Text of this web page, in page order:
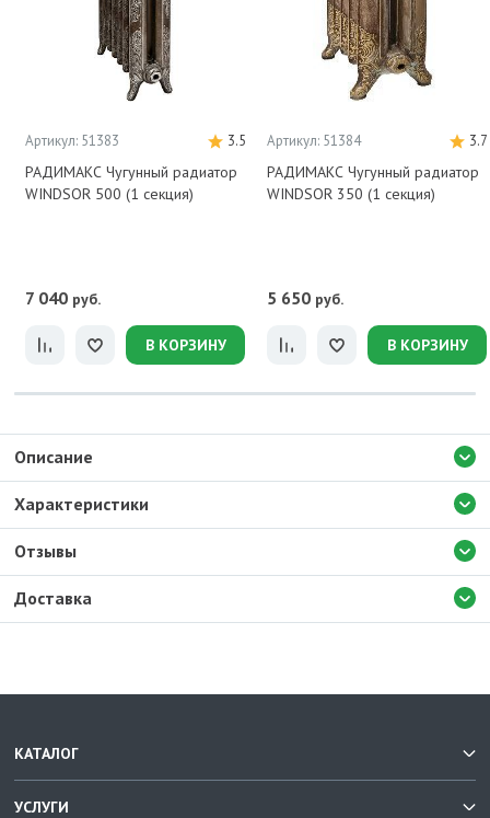
Артикул: 51383 3.5
РАДИМАКС Чугунный радиатор
WINDSOR 500 (1 секция)
7 040 руб.
В КОРЗИНУ
Артикул: 51384 3.7
РАДИМАКС Чугунный радиатор
WINDSOR 350 (1 секция)
5 650 руб.
В КОРЗИНУ
Доставка
Описание
Характеристики
Отзывы
КАТАЛОГ
УСЛУГИ